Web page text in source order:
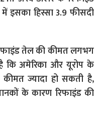
में इसका हिस्सा 3.9 फीसदी
तेल की कीमत लगभग
है कि अमेरिका और यूरोप के
ज्यादा हो सकती है,
के कारण रिफाइंड की